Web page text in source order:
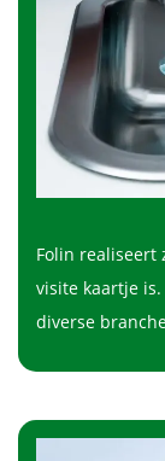
Folin realiseert
visite kaartje
diverse